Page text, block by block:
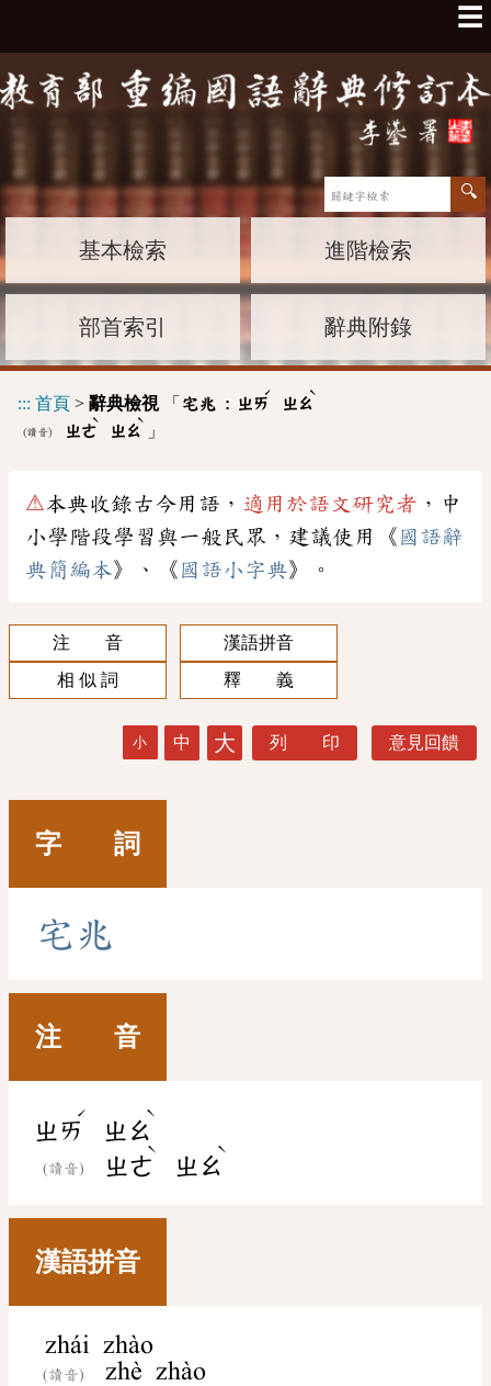
☰
基本檢索 進階檢索
部首索引 辭典附錄
::: 首頁 > 辭典檢視「 宅兆 : ㄓㄞ
ˊ
ㄓㄠ
ˋ
(讀音) ㄓㄜ
ˋ
ㄓㄠ
ˋ
」
⚠本典收錄古今用語， 適用於語文研究者 ，中
小學階段學習與一般民眾，建議使用《 國語辭
典簡編本》、《 國語小字典》。
注 音
漢語拼音
相 似 詞
釋 義
小 中 大 列 印 意見回饋
字 詞
宅 兆
注 音
ㄓㄞ
ˊ
ㄓㄠ
ˋ
(讀音) ㄓㄜ
ˋ
ㄓㄠ
ˋ
漢語拼音
zhái zhào
(讀音) zhè zhào